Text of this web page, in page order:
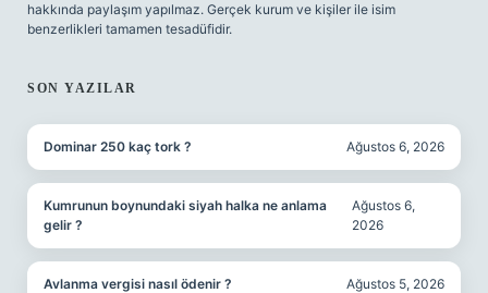
hakkında paylaşım yapılmaz. Gerçek kurum ve kişiler ile isim
benzerlikleri tamamen tesadüfidir.
SON YAZILAR
Dominar 250 kaç tork ? Ağustos 6, 2026
Kumrunun boynundaki siyah halka ne anlama
gelir ?
Ağustos 6,
2026
Avlanma vergisi nasıl ödenir ? Ağustos 5, 2026